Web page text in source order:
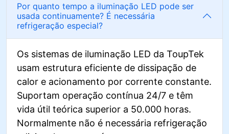
Por quanto tempo a iluminação LED pode ser
usada continuamente? É necessária
refrigeração especial?
Os sistemas de iluminação LED da ToupTek
usam estrutura eficiente de dissipação de
calor e acionamento por corrente constante.
Suportam operação contínua 24/7 e têm
vida útil teórica superior a 50.000 horas.
Normalmente não é necessária refrigeração